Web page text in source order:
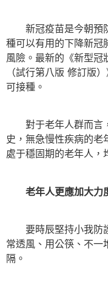
新冠疫苗是今朝預
種可以有用的下降新冠
風險。最新的《新型冠
（試行第八版 修訂版
可接種。
對于老年人群而言
史，無急慢性疾病的
處于穩固期的老年人，
老年人更應加大力
要時辰堅持小我防護
常透風、用公筷、不一
隔。